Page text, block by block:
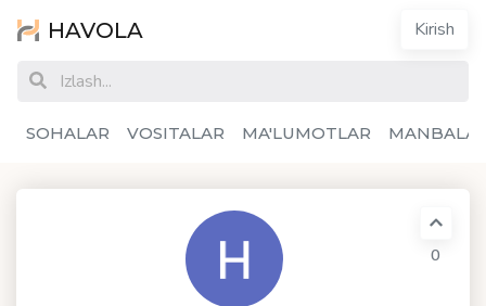
HAVOLA Kirish
SOHALAR VOSITALAR MA'LUMOTLAR
0